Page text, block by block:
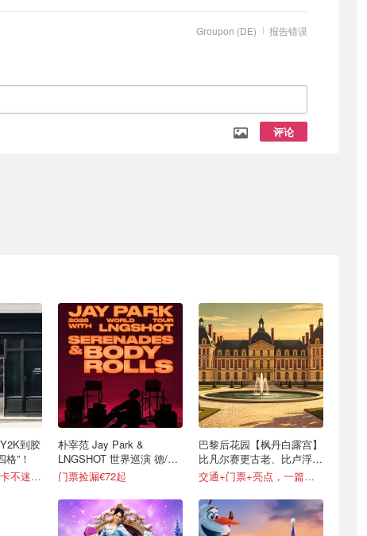
报告错误
Groupon (DE)
评论
到胶
”！
超全攻略，挨个打卡不迷路！
朴宰范 Jay Park &
LNGSHOT 世界巡演 德/法/
意等上桌！
门票捡漏€72起
巴黎后花园【枫丹白露宫】
比凡尔赛更古老、比卢浮宫
更宁静！
交通+门票+亮点，一篇搞定！